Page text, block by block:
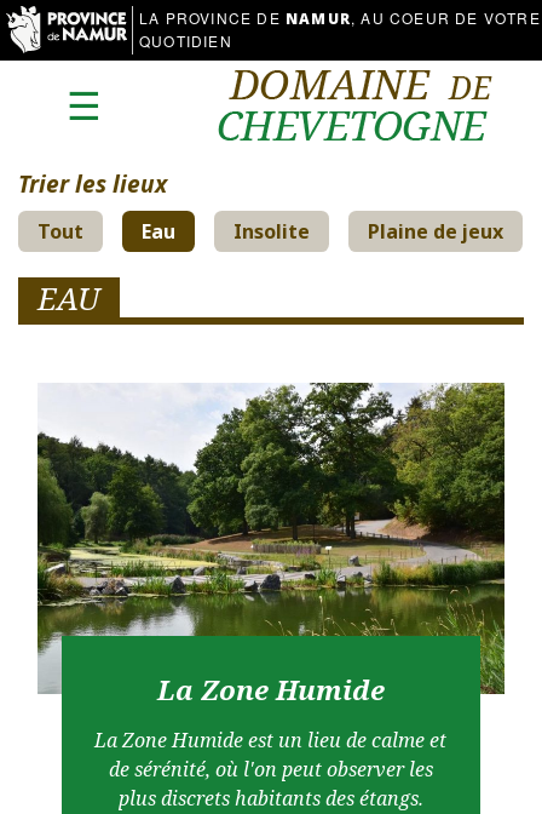
LA PROVINCE DE NAMUR, AU COEUR DE VOTRE
QUOTIDIEN
☰
Trier les lieux
Tout Eau Insolite Plaine de jeux
EAU
La Zone Humide
La Zone Humide est un lieu de calme et
de sérénité, où l'on peut observer les
plus discrets habitants des étangs.